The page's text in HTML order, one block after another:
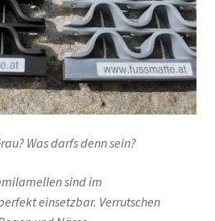
Was darfs denn sein?
sind im
einsetzbar. Verrutschen